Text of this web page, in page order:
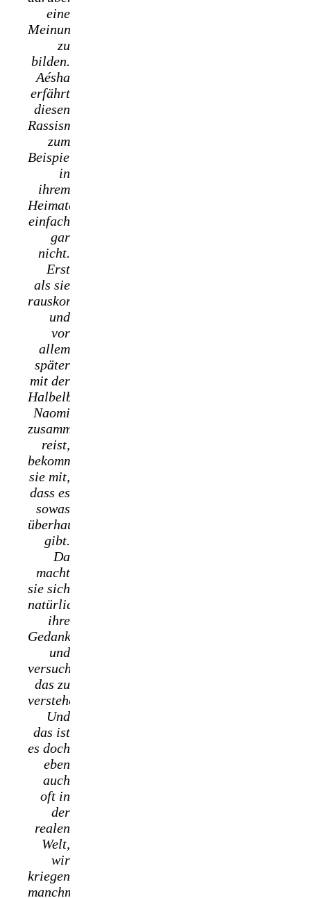
eine
Meinung
zu
bilden.
Aésha
erfährt
diesen
Rassismus
zum
Beispiel
in
ihrem
Heimatdorf
einfach
gar
nicht.
Erst
als sie
rauskommt
und
vor
allem
später
mit der
Halbelbin
Naomi
zusammen
reist,
bekommt
sie mit,
dass es
sowas
überhaupt
gibt.
Da
macht
sie sich
natürlich
ihre
Gedanken
und
versucht
das zu
verstehen.
Und
das ist
es doch
eben
auch
oft in
der
realen
Welt,
wir
kriegen
manchmal